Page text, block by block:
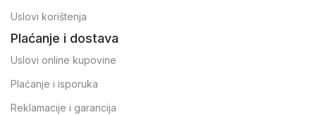
Uslovi korištenja
Plaćanje i dostava
Uslovi online kupovine
Plaćanje i isporuka
Reklamacije i garancija